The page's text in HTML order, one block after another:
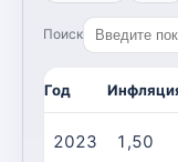
Поиск
Год
2023 1,50